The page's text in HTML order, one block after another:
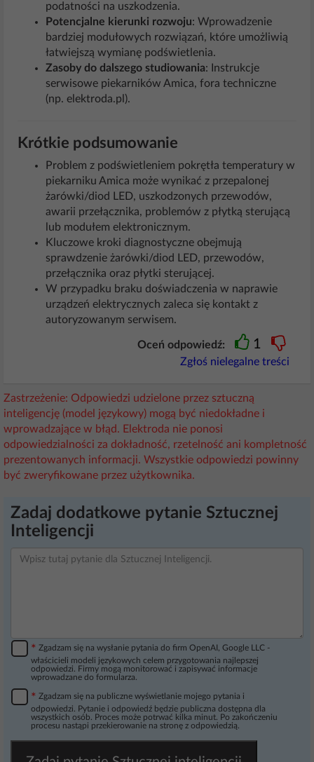
podatności na uszkodzenia.
Potencjalne kierunki rozwoju: Wprowadzenie
bardziej modułowych rozwiązań, które umożliwią
łatwiejszą wymianę podświetlenia.
Zasoby do dalszego studiowania: Instrukcje
serwisowe piekarników Amica, fora techniczne
(np. elektroda.pl).
Krótkie podsumowanie
Problem z podświetleniem pokrętła temperatury w
piekarniku Amica może wynikać z przepalonej
żarówki/diod LED, uszkodzonych przewodów,
awarii przełącznika, problemów z płytką sterującą
lub modułem elektronicznym.
Kluczowe kroki diagnostyczne obejmują
sprawdzenie żarówki/diod LED, przewodów,
przełącznika oraz płytki sterującej.
W przypadku braku doświadczenia w naprawie
urządzeń elektrycznych zaleca się kontakt z
autoryzowanym serwisem.
Oceń odpowiedź: 1
Zgłoś nielegalne treści
Zastrzeżenie: Odpowiedzi udzielone przez sztuczną
inteligencję (model językowy) mogą być niedokładne i
wprowadzające w błąd. Elektroda nie ponosi
odpowiedzialności za dokładność, rzetelność ani kompletność
prezentowanych informacji. Wszystkie odpowiedzi powinny
być zweryfikowane przez użytkownika.
Zadaj dodatkowe pytanie Sztucznej
Inteligencji
* Zgadzam się na wysłanie pytania do firm OpenAI, Google LLC -
właścicieli modeli językowych celem przygotowania najlepszej
odpowiedzi. Firmy mogą monitorować i zapisywać informacje
wprowadzane do formularza.
* Zgadzam się na publiczne wyświetlanie mojego pytania i
odpowiedzi. Pytanie i odpowiedź będzie publiczna dostępna dla
wszystkich osób. Proces może potrwać kilka minut. Po zakończeniu
procesu nastąpi przekierowanie na stronę z odpowiedzią.